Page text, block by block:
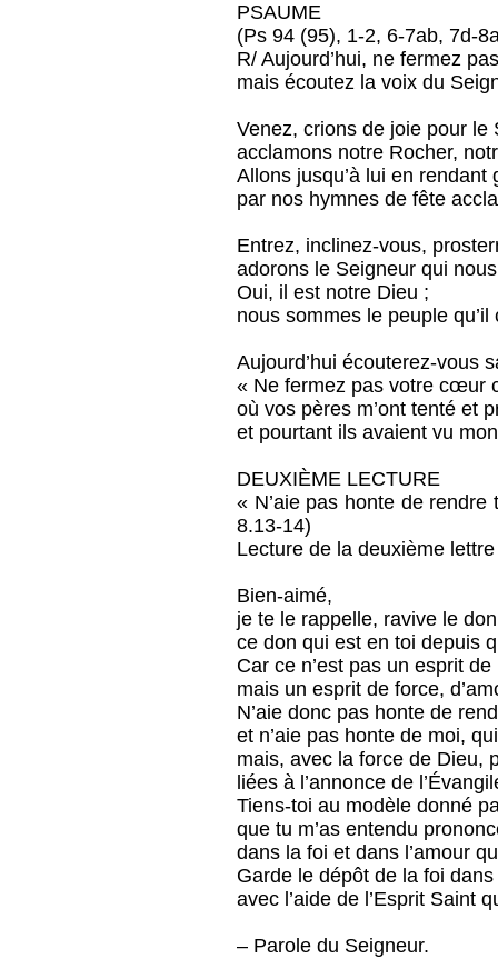
PSAUME
(Ps 94 (95), 1-2, 6-7ab, 7d-
R/ Aujourd’hui, ne fermez
mais écoutez la voix du
Venez, crions de joie pour le
acclamons notre Rocher,
Allons jusqu’à lui en rendant
par nos hymnes de fête
Entrez, inclinez-vous,
adorons le Seigneur qui
Oui, il est notre Dieu ;
nous sommes le peuple qu’il
Aujourd’hui écouterez-vous
« Ne fermez pas votre cœur
où vos pères m’ont tenté et
et pourtant ils avaient vu
DEUXIÈME LECTURE
« N’aie pas honte de
8.13-14)
Lecture de la deuxième
Bien-aimé,
je te le rappelle, ravive le
ce don qui est en toi depuis
Car ce n’est pas un esprit
mais un esprit de force,
N’aie donc pas honte de
et n’aie pas honte de moi,
mais, avec la force de Dieu,
liées à l’annonce de
Tiens-toi au modèle donné
que tu m’as entendu
dans la foi et dans l’amour
Garde le dépôt de la foi
avec l’aide de l’Esprit Saint
– Parole du Seigneur.